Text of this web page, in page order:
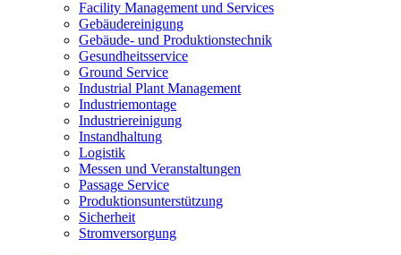
Facility Management und Services
Gebäudereinigung
Gebäude- und Produktionstechnik
Gesundheitsservice
Ground Service
Industrial Plant Management
Industriemontage
Industriereinigung
Instandhaltung
Logistik
Messen und Veranstaltungen
Passage Service
Produktionsunterstützung
Sicherheit
Stromversorgung